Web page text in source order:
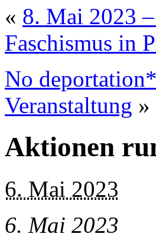
« 8. Mai 2023
Faschismus in
No
Veranstaltung »
Aktionen
6. Mai 2023
6. Mai 2023